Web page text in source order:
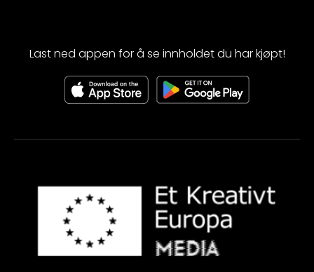
Last ned appen for å se innholdet du har kjøpt!